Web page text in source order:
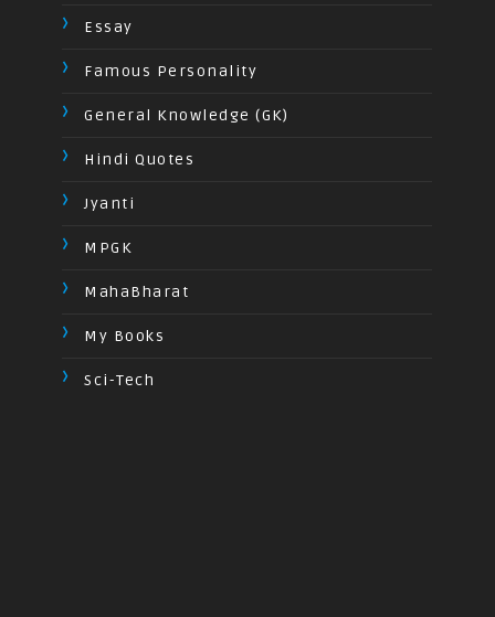
Essay
Famous Personality
General Knowledge (GK)
Hindi Quotes
Jyanti
MPGK
MahaBharat
My Books
Sci-Tech